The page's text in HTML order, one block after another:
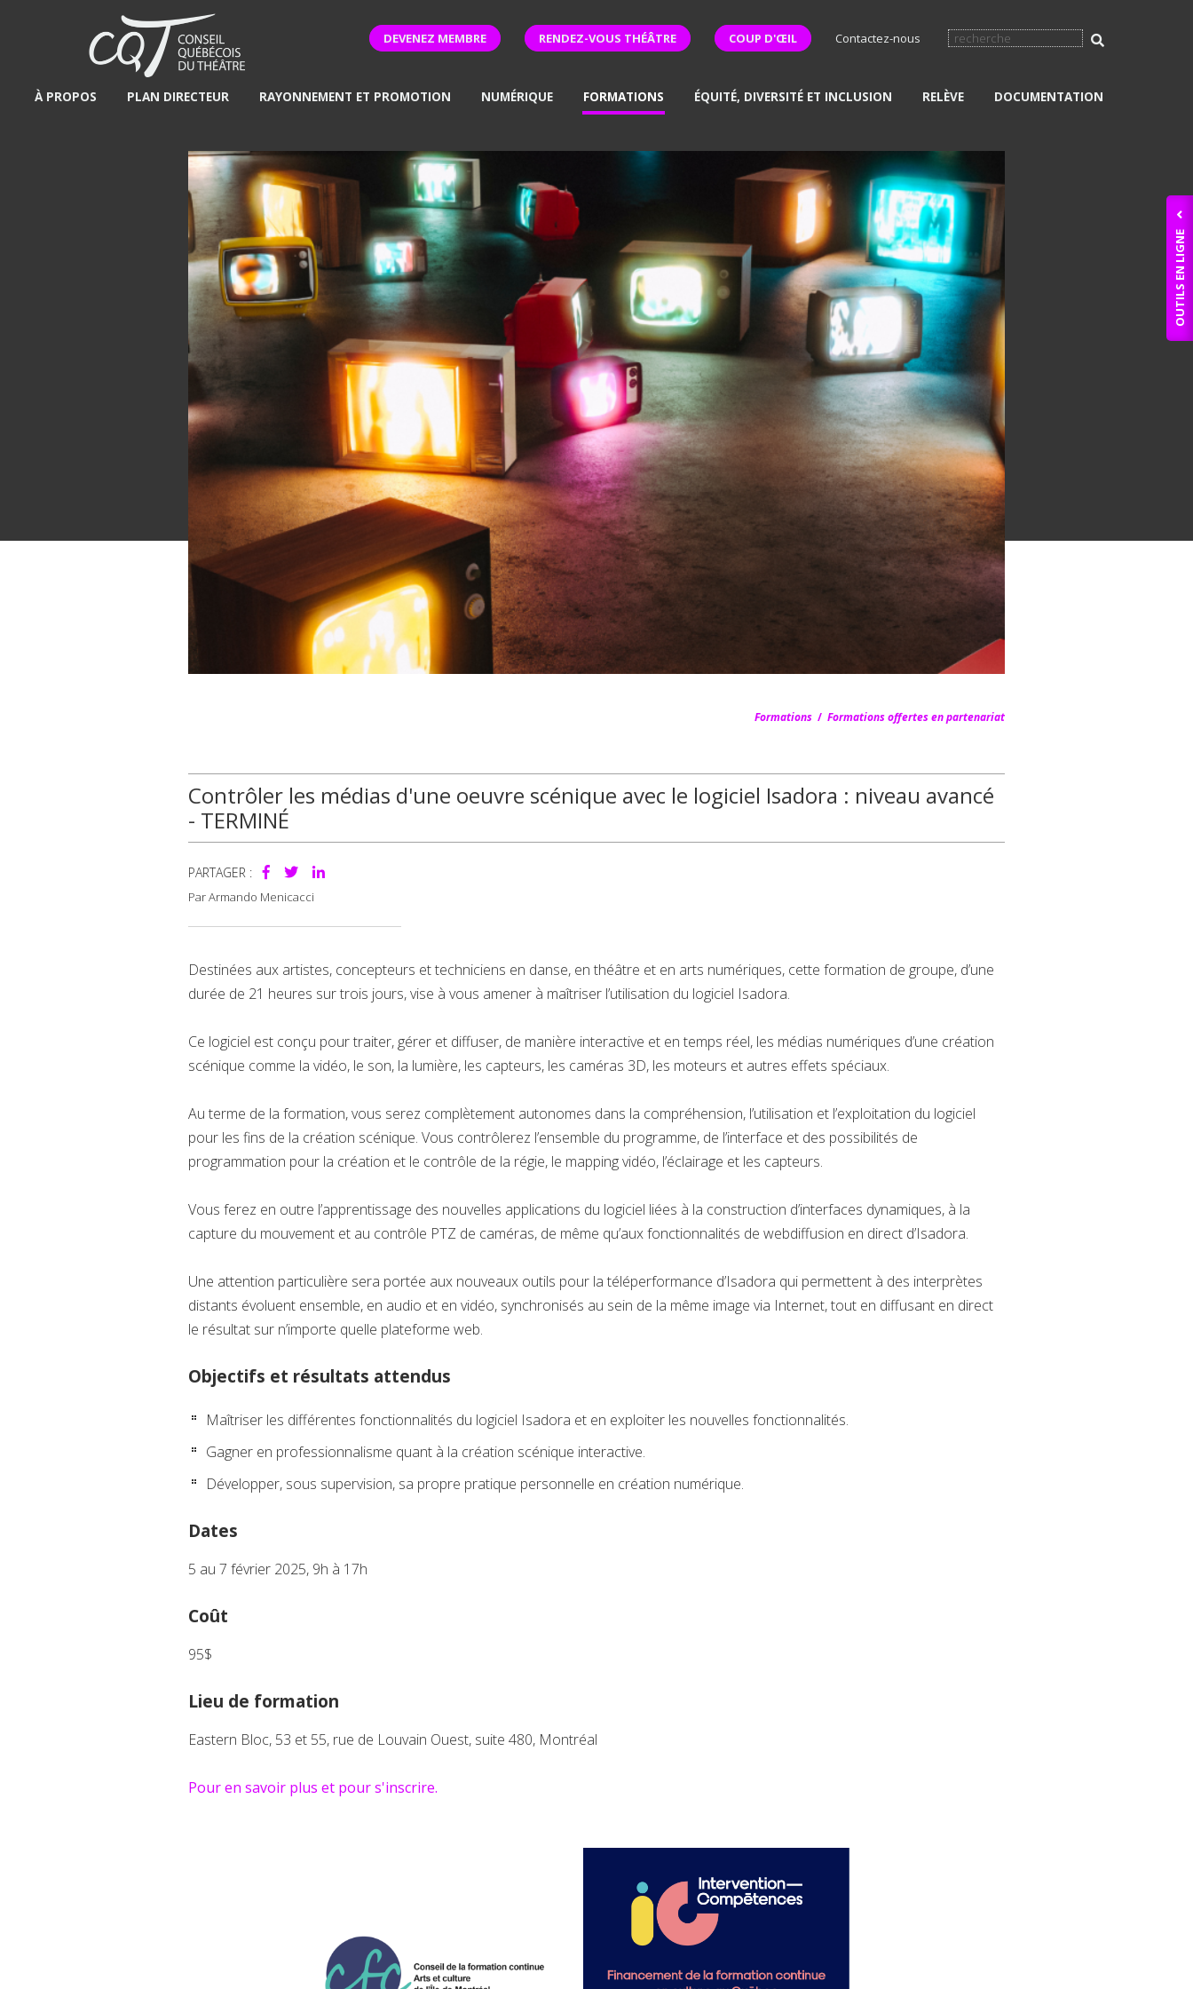
DEVENEZ MEMBRE RENDEZ-VOUS THÉÂTRE COUP D'ŒIL Contactez-nous
À PROPOS PLAN DIRECTEUR RAYONNEMENT ET PROMOTION NUMÉRIQUE FORMATIONS ÉQUITÉ, DIVERSITÉ ET INCLUSION RELÈVE DOCUMENTATION
OUTILS EN LIGNE
Formations / Formations offertes en partenariat
Contrôler les médias d'une oeuvre scénique avec le logiciel Isadora : niveau avancé
- TERMINÉ
PARTAGER :
Par Armando Menicacci
Destinées aux artistes, concepteurs et techniciens en danse, en théâtre et en arts numériques, cette formation de groupe, d’une
durée de 21 heures sur trois jours, vise à vous amener à maîtriser l’utilisation du logiciel Isadora.
Ce logiciel est conçu pour traiter, gérer et diffuser, de manière interactive et en temps réel, les médias numériques d’une création
scénique comme la vidéo, le son, la lumière, les capteurs, les caméras 3D, les moteurs et autres effets spéciaux.
Au terme de la formation, vous serez complètement autonomes dans la compréhension, l’utilisation et l’exploitation du logiciel
pour les fins de la création scénique. Vous contrôlerez l’ensemble du programme, de l’interface et des possibilités de
programmation pour la création et le contrôle de la régie, le mapping vidéo, l’éclairage et les capteurs.
Vous ferez en outre l’apprentissage des nouvelles applications du logiciel liées à la construction d’interfaces dynamiques, à la
capture du mouvement et au contrôle PTZ de caméras, de même qu’aux fonctionnalités de webdiffusion en direct d’Isadora.
Une attention particulière sera portée aux nouveaux outils pour la téléperformance d’Isadora qui permettent à des interprètes
distants évoluent ensemble, en audio et en vidéo, synchronisés au sein de la même image via Internet, tout en diffusant en direct
le résultat sur n’importe quelle plateforme web.
Objectifs et résultats attendus
Maîtriser les différentes fonctionnalités du logiciel Isadora et en exploiter les nouvelles fonctionnalités.
Gagner en professionnalisme quant à la création scénique interactive.
Développer, sous supervision, sa propre pratique personnelle en création numérique.
Dates
5 au 7 février 2025, 9h à 17h
Coût
95$
Lieu de formation
Eastern Bloc, 53 et 55, rue de Louvain Ouest, suite 480, Montréal
Pour en savoir plus et pour s'inscrire.